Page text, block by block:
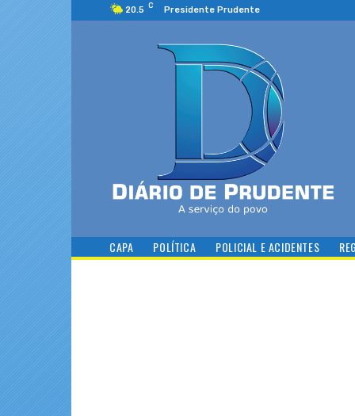
20.5 C Presidente Prudente
CAPA POLÍTICA POLICIAL E ACIDENTES